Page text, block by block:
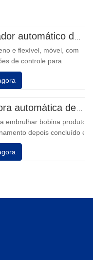
e flexível, móvel, com
de controle para
• Operação fora
baterias série 12V / 110
120 a 130 paletes •
de carregamento
embrulhar bobina
depois concluído
força pode ser
placa para pressionar